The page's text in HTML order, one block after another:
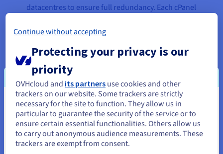
datacentres to ensure full redundancy. Each cPanel
day, with each backup retained for seven days
arrangements, which Touchstone’s infrastructure
is easily able to accommodate). All backups can be
downloaded directly by end users’ development
teams at any time.
The result
Je lijkt je in Verenigde Staten te
bevinden.
Als je wilt bestellen vanuit [land], moet je de juiste website
doorbladeren en een account aanmaken.
Continue without accepting
Protecting your privacy is our
priority
OVHcloud and its partners use cookies and other
trackers on our website. Some trackers are strictly
necessary for the site to function. They allow us in
particular to guarantee the security of the service or to
ensure certain essential functionalities. Others allow us
to carry out anonymous audience measurements. These
trackers are exempt from consent.